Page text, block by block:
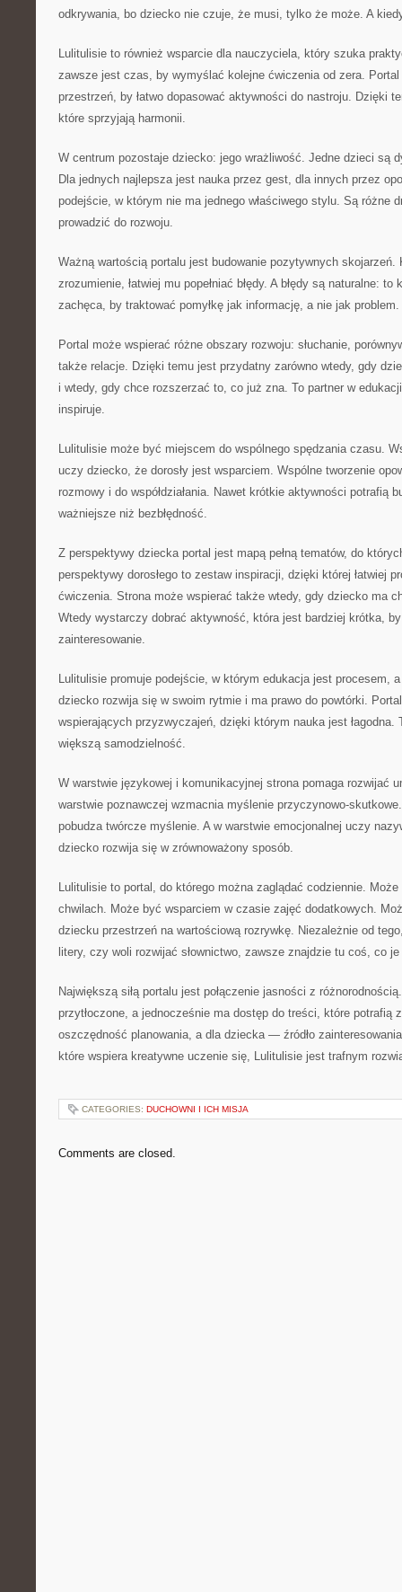
odkrywania, bo dziecko nie czuje, że musi, tylko że może. A
Lulitulisie to również wsparcie dla nauczyciela, który szuka
zawsze jest czas, by wymyślać kolejne ćwiczenia od zera. Portal
przestrzeń, by łatwo dopasować aktywności do nastroju. Dzięki
które sprzyjają harmonii.
W centrum pozostaje dziecko: jego wrażliwość. Jedne dzieci są
Dla jednych najlepsza jest nauka przez gest, dla innych przez
podejście, w którym nie ma jednego właściwego stylu. Są różne
prowadzić do rozwoju.
Ważną wartością portalu jest budowanie pozytywnych skojarzeń.
zrozumienie, łatwiej mu popełniać błędy. A błędy są naturalne:
zachęca, by traktować pomyłkę jak informację, a nie jak
Portal może wspierać różne obszary rozwoju: słuchanie,
także relacje. Dzięki temu jest przydatny zarówno wtedy, gdy
i wtedy, gdy chce rozszerzać to, co już zna. To partner w
inspiruje.
Lulitulisie może być miejscem do wspólnego spędzania czasu.
uczy dziecko, że dorosły jest wsparciem. Wspólne tworzenie
rozmowy i do współdziałania. Nawet krótkie aktywności potrafią
ważniejsze niż bezbłędność.
Z perspektywy dziecka portal jest mapą pełną tematów, do
perspektywy dorosłego to zestaw inspiracji, dzięki której łatwiej
ćwiczenia. Strona może wspierać także wtedy, gdy dziecko ma
Wtedy wystarczy dobrać aktywność, która jest bardziej krótka,
zainteresowanie.
Lulitulisie promuje podejście, w którym edukacja jest procesem,
dziecko rozwija się w swoim rytmie i ma prawo do powtórki.
wspierających przyzwyczajeń, dzięki którym nauka jest łagodna.
większą samodzielność.
W warstwie językowej i komunikacyjnej strona pomaga rozwijać
warstwie poznawczej wzmacnia myślenie przyczynowo-
pobudza twórcze myślenie. A w warstwie emocjonalnej uczy
dziecko rozwija się w zrównoważony sposób.
Lulitulisie to portal, do którego można zaglądać codziennie.
chwilach. Może być wsparciem w czasie zajęć dodatkowych.
dziecku przestrzeń na wartościową rozrywkę. Niezależnie od
litery, czy woli rozwijać słownictwo, zawsze znajdzie tu coś, co
Największą siłą portalu jest połączenie jasności z
przytłoczone, a jednocześnie ma dostęp do treści, które potrafią
oszczędność planowania, a dla dziecka — źródło
które wspiera kreatywne uczenie się, Lulitulisie jest trafnym
CATEGORIES: DUCHOWNI I ICH MISJA
Comments are closed.